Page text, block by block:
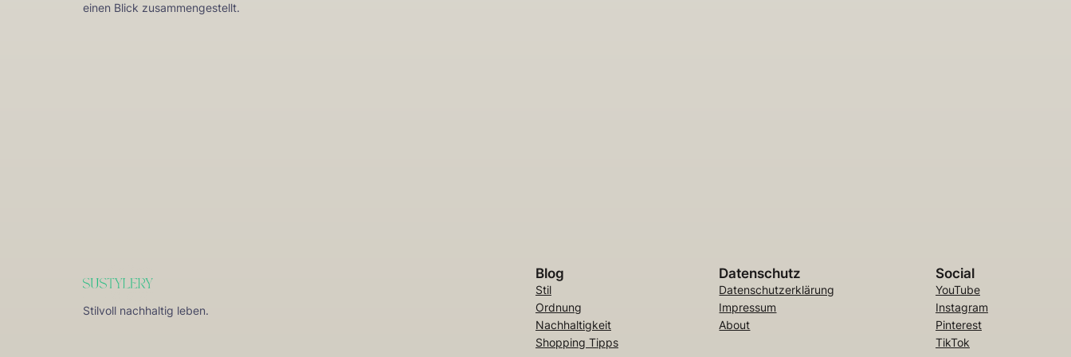
einen Blick zusammengestellt.
Stilvoll nachhaltig leben.
Blog
Stil
Ordnung
Nachhaltigkeit
Shopping Tipps
Datenschutz
Datenschutzerklärung
Impressum
About
Social
YouTube
Instagram
Pinterest
TikTok